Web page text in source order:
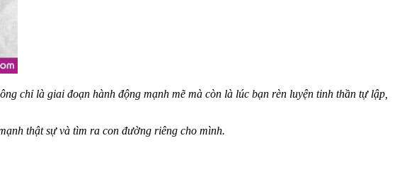
chỉ là giai đoạn hành động mạnh mẽ mà còn là lúc bạn rèn luyện tinh thần tự lập,
thật sự và tìm ra con đường riêng cho mình.